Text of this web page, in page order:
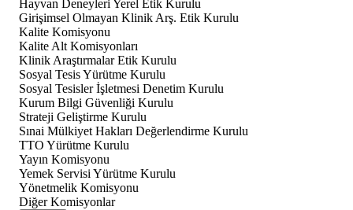
Hayvan Deneyleri Yerel Etik Kurulu
Girişimsel Olmayan Klinik Arş. Etik Kurulu
Kalite Komisyonu
Kalite Alt Komisyonları
Klinik Araştırmalar Etik Kurulu
Sosyal Tesis Yürütme Kurulu
Sosyal Tesisler İşletmesi Denetim Kurulu
Kurum Bilgi Güvenliği Kurulu
Strateji Geliştirme Kurulu
Sınai Mülkiyet Hakları Değerlendirme Kurulu
TTO Yürütme Kurulu
Yayın Komisyonu
Yemek Servisi Yürütme Kurulu
Yönetmelik Komisyonu
Diğer Komisyonlar